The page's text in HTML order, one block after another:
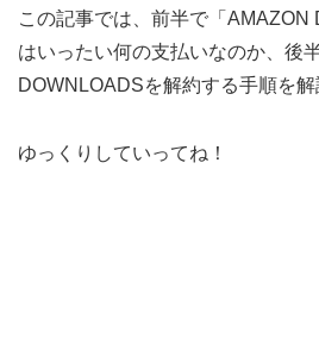
この記事では、前半で「AMAZON
はいったい何の支払いなのか、後
DOWNLOADSを解約する手順を解
ゆっくりしていってね！